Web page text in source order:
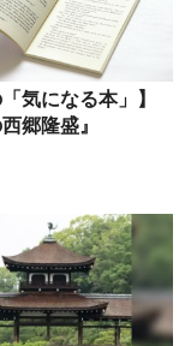
「気になる本」】
郷隆盛』